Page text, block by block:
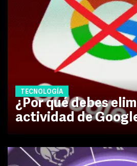
TECNOLOGÍA
¿Por qué debes
actividad de